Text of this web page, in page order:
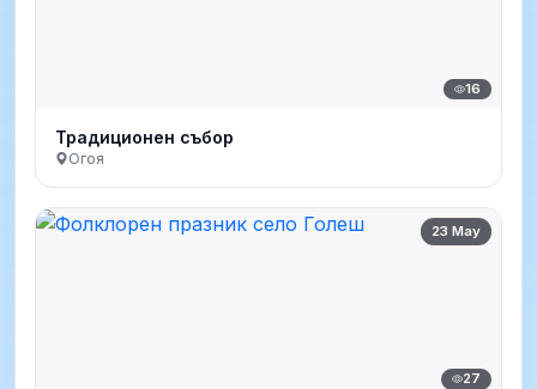
16
Традиционен събор
Огоя
23 May
27